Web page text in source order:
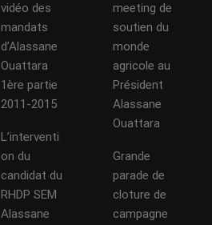
vidéo des
mandats
d’Alassane
Ouattara
1ère partie
2011-2015
L’interventi
on du
candidat du
RHDP SEM
Alassane
meeting de
soutien du
monde
agricole au
Président
Alassane
Ouattara
Grande
parade de
cloture de
campagne